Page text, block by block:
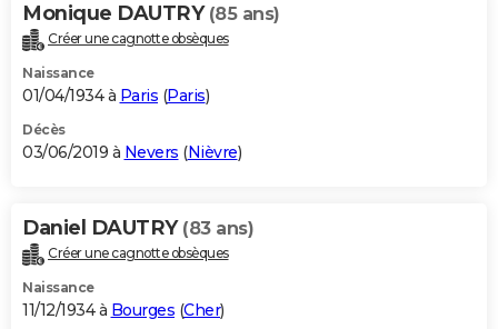
Monique DAUTRY (85 ans)
Créer une cagnotte obsèques
Naissance
01/04/1934 à Paris (Paris)
Décès
03/06/2019 à Nevers (Nièvre)
Daniel DAUTRY (83 ans)
Créer une cagnotte obsèques
Naissance
11/12/1934 à Bourges (Cher)